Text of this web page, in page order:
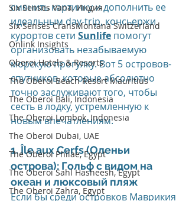
Six Senses Vana, Индия
Six Senses CransMontana Switzerland
Onlink Insights
Oberoi Hotels & Resorts
The Oberoi Beach Resort Mauritius
The Oberoi Bali, Indonesia
The Oberoi Lombok, Indonesia
The Oberoi Dubai, UAE
The Oberoi Philae, Egypt
The Oberoi Sahl Hasheesh, Egypt
The Oberoi Zahra, Egypt
сменить картинку и дополнить ее
идеальным day-trip, консьержи
курортов сети Sunlife помогут
организовать незабываемую
морскую прогулку. Вот 5 островов-
спутников, которые абсолютно
точно заслуживают того, чтобы
сесть в лодку, устремленную к
новым впечатлениям.
1. Île aux Cerfs (Оленьи
острова): Гольф с видом на
океан и люксовый пляж
Если бы среди островков Маврикия